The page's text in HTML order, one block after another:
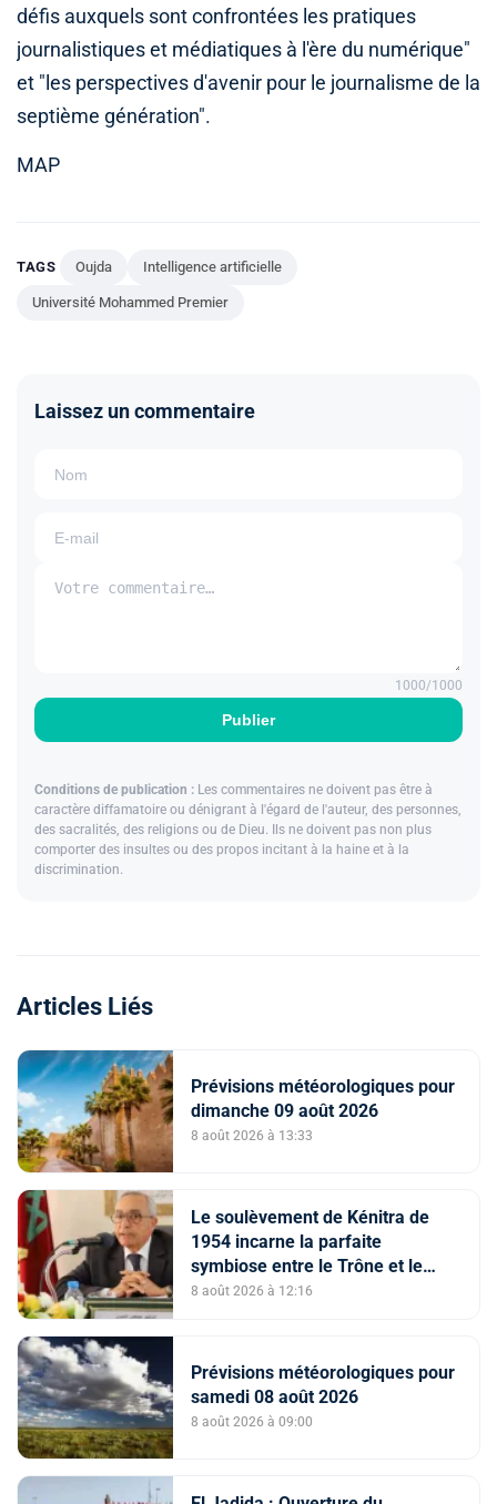
défis auxquels sont confrontées les pratiques
journalistiques et médiatiques à l'ère du numérique"
et "les perspectives d'avenir pour le journalisme de la
septième génération".
MAP
TAGS Oujda Intelligence artificielle
Université Mohammed Premier
Laissez un commentaire
Publier
1000/1000
Conditions de publication : Les commentaires ne doivent pas être à
caractère diffamatoire ou dénigrant à l'égard de l'auteur, des personnes,
des sacralités, des religions ou de Dieu. Ils ne doivent pas non plus
comporter des insultes ou des propos incitant à la haine et à la
discrimination.
Articles Liés
Prévisions météorologiques pour
dimanche 09 août 2026
8 août 2026 à 13:33
Le soulèvement de Kénitra de
1954 incarne la parfaite
symbiose entre le Trône et le
peuple et l’unité de volonté et de
8 août 2026 à 12:16
Prévisions météorologiques pour
samedi 08 août 2026
8 août 2026 à 09:00